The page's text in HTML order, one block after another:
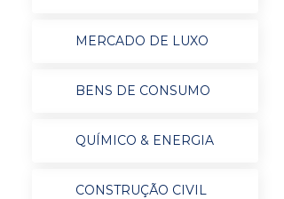
MERCADO DE LUXO
BENS DE CONSUMO
QUÍMICO & ENERGIA
CONSTRUÇÃO CIVIL